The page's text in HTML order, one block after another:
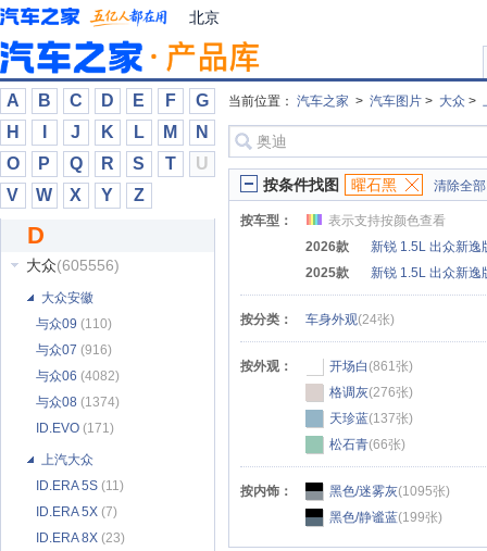
北京
A B C D E F
G
H
J K L M
N
O
P Q R S T
U
V
W X Y Z
DS(24533)
达契亚
(2487)
大乘汽车(1946)
大驰房车
(4)
大迪(6)
大发(1111)
大力牛魔王(1149)
大通(107913)
大运
大众(605556)
大众安徽
与众09 (110)
与众07 (916)
与众06 (4082)
与众08 (1374)
ID.EVO (171)
上汽大众
ID.ERA 5S (11)
ID.ERA 5X (7)
ID.ERA 8X (23)
D
当前位置： 汽车之家 > 汽车图片 > 大众 >
按条件找图 曜石黑 清除全部
按车型：
表示支持按颜色查看
2026款
新锐 1.5L 出众新逸
2025款
新锐 1.5L 出众新逸
按分类： 车身外观(24张)
按外观： 开场白(861张)
格调灰(276张)
天珍蓝(137张)
松石青(66张)
按内饰： 黑色/迷雾灰(1095张)
黑色/静谧蓝(199张)